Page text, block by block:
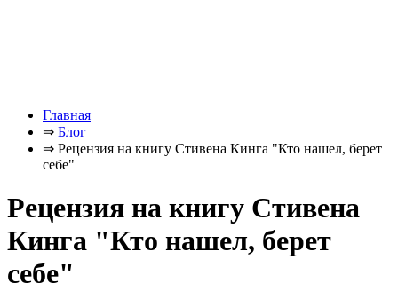
Главная
⇒ Блог
⇒ Рецензия на книгу Стивена Кинга "Кто нашел, берет
себе"
Рецензия на книгу Стивена
Кинга "Кто нашел, берет
себе"